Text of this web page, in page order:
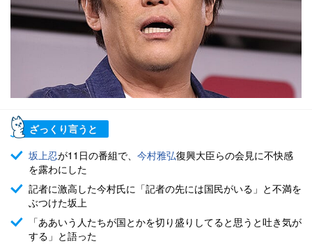
ざっくり言うと
坂上忍が11日の番組で、 今村雅弘復興大臣らの会見に不快感
を露わにした
記者に激高した今村氏に「記者の先には国民がいる」と不満を
ぶつけた坂上
「ああいう人たちが国とかを切り盛りしてると思うと吐き気が
する」と語った